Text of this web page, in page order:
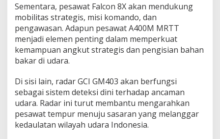
Sementara, pesawat Falcon 8X akan mendukung
mobilitas strategis, misi komando, dan
pengawasan. Adapun pesawat A400M MRTT
menjadi elemen penting dalam memperkuat
kemampuan angkut strategis dan pengisian bahan
bakar di udara.
Di sisi lain, radar GCI GM403 akan berfungsi
sebagai sistem deteksi dini terhadap ancaman
udara. Radar ini turut membantu mengarahkan
pesawat tempur menuju sasaran yang melanggar
kedaulatan wilayah udara Indonesia.